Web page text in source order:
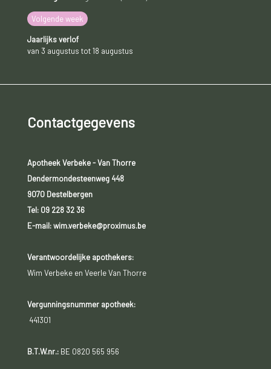
Volgende week
Jaarlijks verlof
van 3 augustus tot 18 augustus
Contactgegevens
Apotheek Verbeke - Van Thorre
Dendermondesteenweg 448
9070 Destelbergen
Tel: 09 228 32 36
E-mail: wim.verbeke@proximus.be
Verantwoordelijke apothekers:
Wim Verbeke en Veerle Van Thorre
Vergunningsnummer apotheek:
441301
B.T.W.nr.:BE 0820 565 956